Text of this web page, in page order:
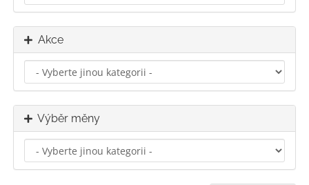
Akce
Výběr měny